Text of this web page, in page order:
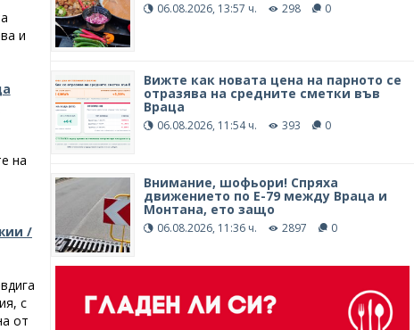
и
на
/
с
от
06.08.2026, 13:57 ч. 298 0
Вижте как новата цена на парното се
отразява на средните сметки във
Враца
06.08.2026, 11:54 ч. 393 0
Внимание, шофьори! Спряха
движението по Е-79 между Враца и
Монтана, ето защо
06.08.2026, 11:36 ч. 2897 0